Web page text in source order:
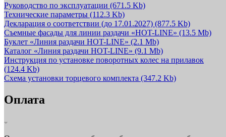
Руководство по эксплуатации (671.5 Kb)
Технические параметры (112.3 Kb)
Декларация о соответствии (до 17.01.2027) (877.5 Kb)
Съемные фасады для линии раздачи «HOT-LINE» (13.5 Mb)
Буклет «Линия раздачи HOT-LINE» (2.1 Mb)
Каталог «Линия раздачи HOT-LINE» (9.1 Mb)
Инструкция по установке поворотных колес на прилавок
(124.4 Kb)
Схема установки торцевого комплекта (347.2 Kb)
Оплата